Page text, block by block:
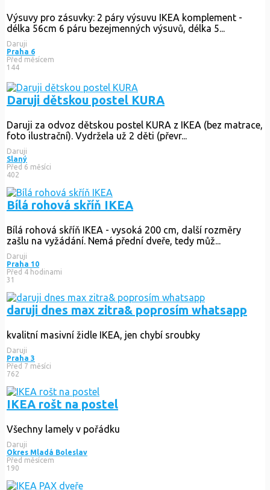
Výsuvy pro zásuvky: 2 páry výsuvu IKEA komplement -
délka 56cm 6 páru bezejmenných výsuvů, délka 5...
Daruji
Praha 6
Před měsícem
144
Daruji dětskou postel KURA
Daruji za odvoz dětskou postel KURA z IKEA (bez matrace,
foto ilustrační). Vydržela už 2 děti (převr...
Daruji
Slaný
Před 6 měsíci
402
Bílá rohová skříň IKEA
Bílá rohová skříň IKEA - vysoká 200 cm, další rozměry
zašlu na vyžádání. Nemá přední dveře, tedy můž...
Daruji
Praha 10
Před 4 hodinami
31
daruji dnes max zitra& poprosím whatsapp
kvalitní masivní židle IKEA, jen chybí sroubky
Daruji
Praha 3
Před 7 měsíci
762
IKEA rošt na postel
Všechny lamely v pořádku
Daruji
Okres Mladá Boleslav
Před měsícem
190